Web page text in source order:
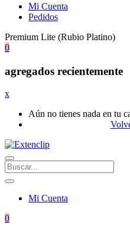
Mi Cuenta
Pedidos
Premium Lite (Rubio Platino)
0
agregados recientemente
x
Aún no tienes nada en tu
Mi Cuenta
0